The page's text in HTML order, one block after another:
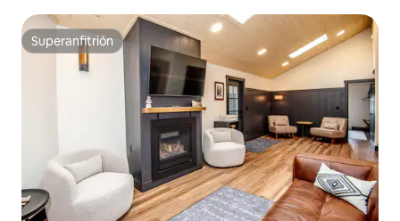
Superanfitrión
Superanfitrión